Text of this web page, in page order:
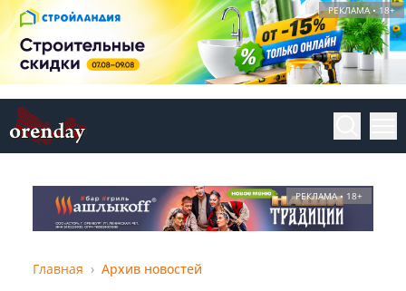
РЕКЛАМА • 18+
РЕКЛАМА • 18+
Главная Архив новостей